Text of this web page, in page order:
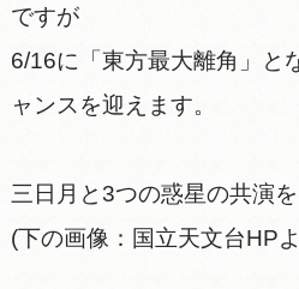
ですが
6/16に「東方最大離角」と
ャンスを迎えます。
三日月と3つの惑星の共演
(下の画像：国立天文台HP